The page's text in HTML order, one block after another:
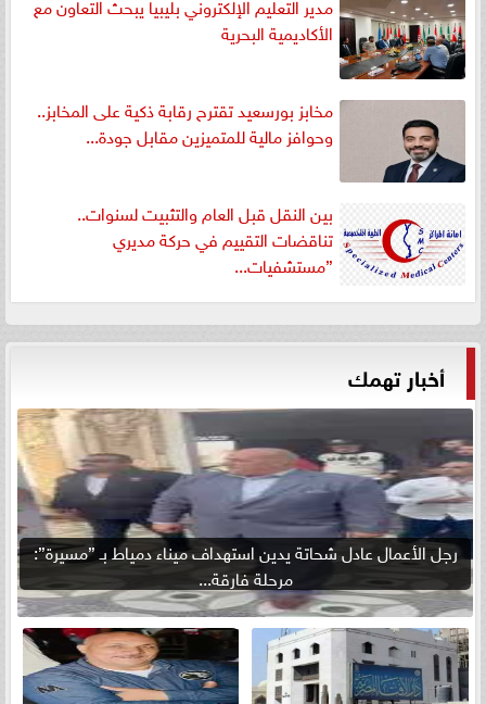
الأكاديمية البحرية
مخابز بورسعيد تقترح رقابة ذكية على المخابز..
وحوافز مالية للمتميزين مقابل جودة...
بين النقل قبل العام والتثبيت لسنوات..
تناقضات التقييم في حركة مديري
”مستشفيات...
أخبار تهمك
رجل الأعمال عادل شحاتة يدين استهداف ميناء دمياط بـ ”مسيرة”:
مرحلة فارقة...